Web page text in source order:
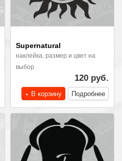
Supernatural
наклейка, размер и цвет на
выбор
120 руб.
+ В корзину
Подробнее